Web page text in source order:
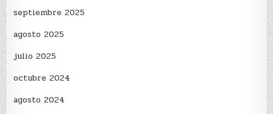
septiembre 2025
agosto 2025
julio 2025
octubre 2024
agosto 2024